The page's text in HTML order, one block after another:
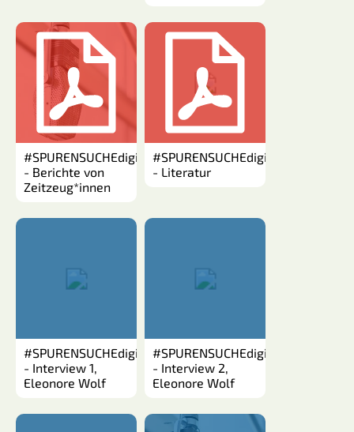
#SPURENSUCHEdigital: Kriegsende
- Berichte von
Zeitzeug*innen
#SPURENSUCHEdigital: Kriegsende
- Literatur
#SPURENSUCHEdigital: Kriegsende
- Interview 1,
Eleonore Wolf
#SPURENSUCHEdigital: Kriegsende
- Interview 2,
Eleonore Wolf